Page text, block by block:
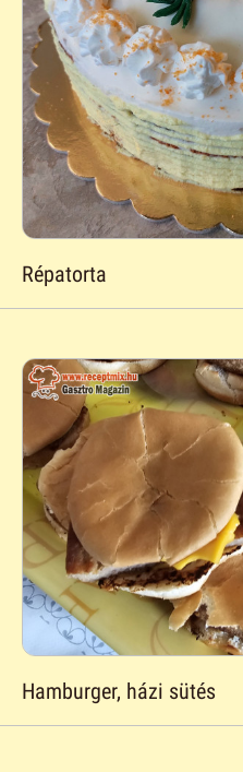
Répatorta
Hamburger, házi sütés